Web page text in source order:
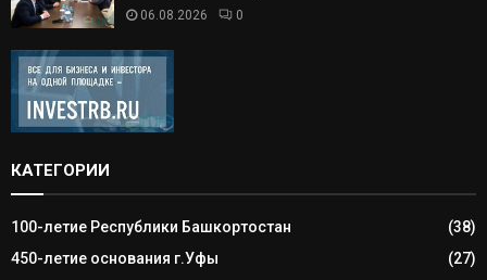
06.08.2026 0
КАТЕГОРИИ
100-летие Республики Башкортостан
(38)
450-летие основания г.Уфы
(27)